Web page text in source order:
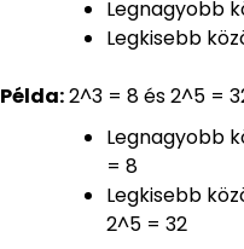
Legnagyobb
Legkisebb
Példa:2^3 = 8 és 2^5 =
Legnagyobb
= 8
Legkisebb
2^5 = 32